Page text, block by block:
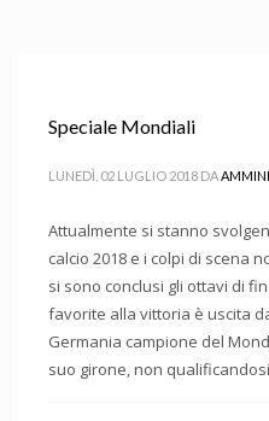
Speciale Mondiali
LUNEDÌ, 02 LUGLIO 2018 DA
Attualmente si stanno
calcio 2018 e i colpi di scena
si sono conclusi gli ottavi di
favorite alla vittoria è uscita
Germania campione del
suo girone, non qualificandosi